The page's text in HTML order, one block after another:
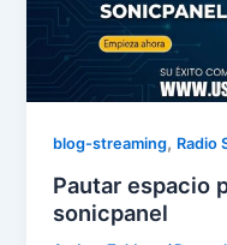
blog-streaming, Radio
Pautar espacio
sonicpanel